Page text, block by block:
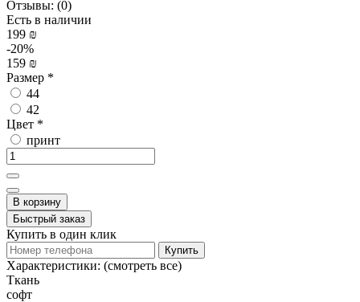
Отзывы: (0)
Есть в наличии
199 ₪
-20%
159 ₪
Размер *
44
42
Цвет *
принт
В корзину
Быстрый заказ
Купить в один клик
Купить
Характеристики: (смотреть все)
Ткань
софт